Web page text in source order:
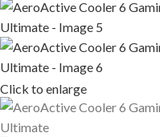
Click to enlarge